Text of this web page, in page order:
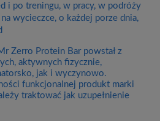
i po treningu, w pracy, w podróży
wycieczce, o każdej porze dnia,
Zerro Protein Bar powstał z
aktywnych fizycznie,
jak i wyczynowo.
funkcjonalnej produkt marki
traktować jak uzupełnienie